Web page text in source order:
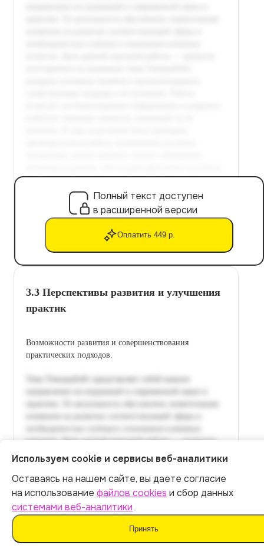
Полный текст доступен
в расширенной версии
Оплатить 449 р.
3.3 Перспективы развития и улучшения
практик
Возможности развития и совершенствования
практических подходов.
Итог:449р.
Оплатить
Используем cookie и сервисы веб-аналитики
Оставаясь на нашем сайте, вы даете согласие
на использование файлов cookies и сбор данных
системами веб-аналитики
Принять